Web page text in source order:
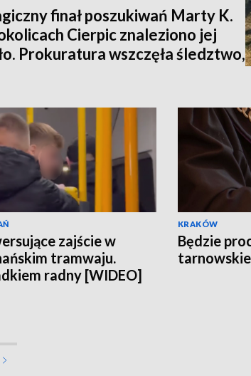
finał poszukiwań Marty K.
Cierpic znaleziono jej
Prokuratura wszczęła śledztwo,
zajście w
tramwaju.
radny [WIDEO]
KRAKÓW
Będzie